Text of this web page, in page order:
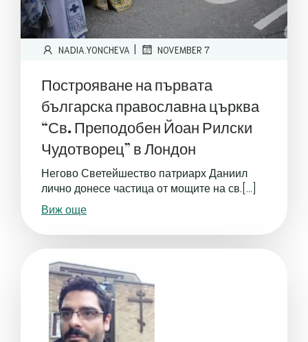
NADIA.YONCHEVA | NOVEMBER 7
Построяване на първата
българска православна църква
“Св. Преподобен Йоан Рилски
Чудотворец” в Лондон
Негово Светейшество патриарх Даниил
лично донесе частица от мощите на св.[…]
Виж още